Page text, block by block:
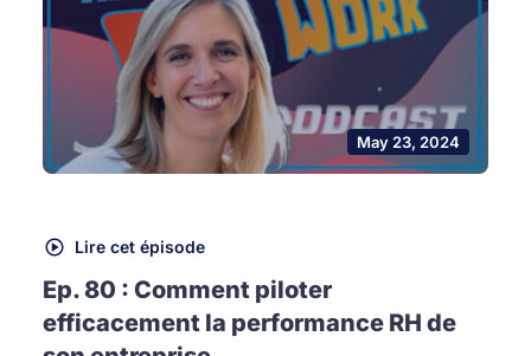
May 23, 2024
Lire cet épisode
Ep. 80 : Comment piloter
efficacement la performance RH de